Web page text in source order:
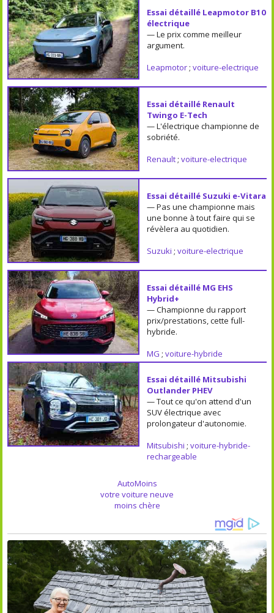
Essai détaillé Leapmotor B10
électrique
— Le prix comme meilleur
argument.
Leapmotor; voiture-electrique
Essai détaillé Renault
Twingo E-Tech
— L'électrique championne de
sobriété.
Renault; voiture-electrique
Essai détaillé Suzuki e-Vitara
— Pas une championne mais
une bonne à tout faire qui se
révèlera au quotidien.
Suzuki ; voiture-electrique
Essai détaillé MG EHS
Hybrid+
— Championne du rapport
prix/prestations, cette full-
hybride.
MG ; voiture-hybride
Essai détaillé Mitsubishi
Outlander PHEV
— Tout ce qu'on attend d'un
SUV électrique avec
prolongateur d'autonomie.
Mitsubishi ; voiture-hybride-
rechargeable
AutoMoins
votre voiture neuve
moins chère